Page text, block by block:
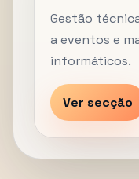
Gestão
a eventos e
informáticos.
Ver secção